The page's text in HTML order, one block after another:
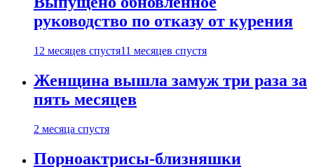
руководство по отказу от курения
12 месяцев спустя11 месяцев спустя
Женщина вышла замуж три раза за
пять месяцев
2 месяца спустя
Порноактрисы-близняшки